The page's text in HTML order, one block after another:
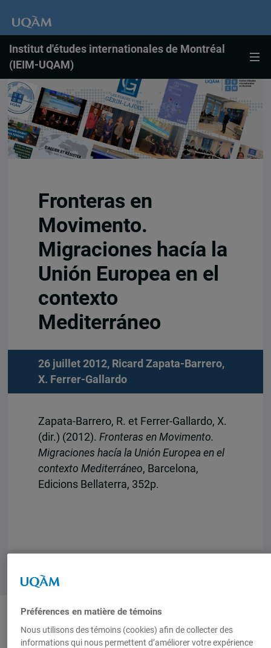
Institut d'études internationales de Montréal
(IEIM-UQAM)
Fronteras en
Movimento.
Migraciones hacía la
Unión Europea en el
contexto
Mediterráneo
26 juillet 2012, Ricard Zapata-Barrero,
X. Ferrer-Gallardo
Zapata-Barrero, R. et Ferrer-Gallardo, X.
(dir.) (2012). Fronteras en Movimento.
Migraciones hacía la Unión Europea en el
contexto Mediterráneo, Barcelona,
Edicions Bellaterra, 352p.
Auteurs-trices
Préférences en matière de témoins
Nous utilisons des témoins (cookies) afin de collecter des
informations qui nous permettent d’améliorer votre expérience